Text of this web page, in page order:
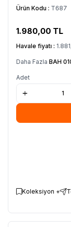
Ürün Kodu : T687
1.980,00 TL
Havale fiyatı :
Daha Fazla BAH
Adet
Koleksiyon +